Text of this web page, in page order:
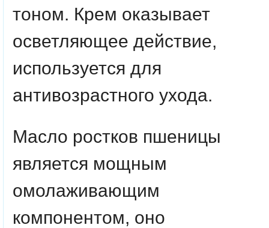
тоном. Крем оказывает
осветляющее действие,
используется для
антивозрастного ухода.
Масло ростков пшеницы
является мощным
омолаживающим
компонентом, оно